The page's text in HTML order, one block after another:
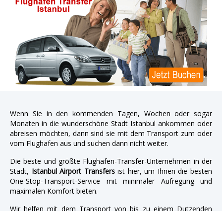
Wenn Sie in den kommenden Tagen, Wochen oder sogar
Monaten in die wunderschöne Stadt Istanbul ankommen oder
abreisen möchten, dann sind sie mit dem Transport zum oder
vom Flughafen aus und suchen dann nicht weiter.
Die beste und größte Flughafen-Transfer-Unternehmen in der
Stadt, Istanbul Airport Transfersist hier, um Ihnen die besten
One-Stop-Transport-Service mit minimaler Aufregung und
maximalen Komfort bieten.
Wir helfen mit dem Transport von bis zu einem Dutzenden